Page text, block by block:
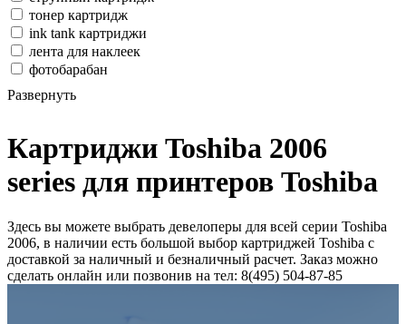
тонер картридж
ink tank картриджи
лента для наклеек
фотобарабан
Развернуть
Картриджи Toshiba 2006
series для принтеров Toshiba
Здесь вы можете выбрать девелоперы для всей серии Toshiba
2006, в наличии есть большой выбор картриджей Toshiba с
доставкой за наличный и безналичный расчет. Заказ можно
сделать онлайн или позвонив на тел: 8(495) 504-87-85